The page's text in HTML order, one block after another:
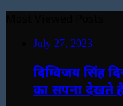
July 27, 2023
दिग्विजय सिंह
का सपना देखते